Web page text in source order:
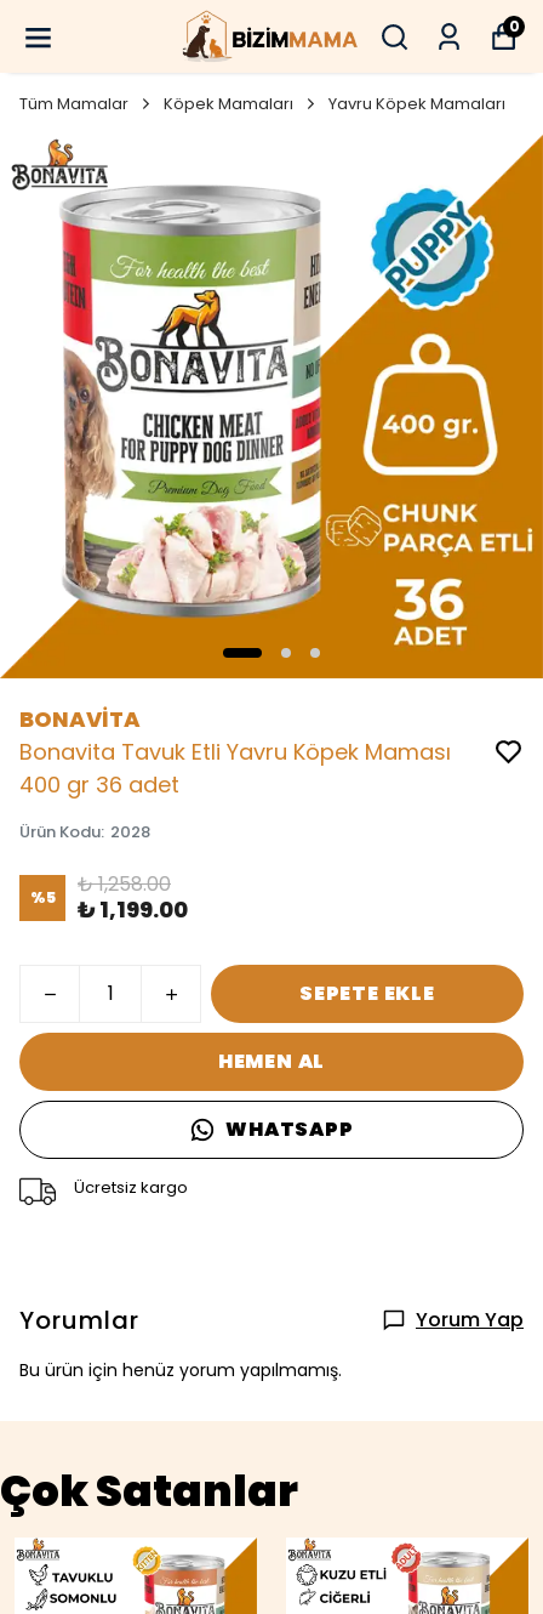
0
Tüm Mamalar Köpek Mamaları Yavru Köpek Mamaları
BONAVİTA
Bonavita Tavuk Etli Yavru Köpek Maması
400 gr 36 adet
Ürün Kodu: 2028
%5 ₺ 1,258.00
₺ 1,199.00
SEPETE EKLE
HEMEN AL
WHATSAPP
Ücretsiz kargo
Yorumlar Yorum Yap
Bu ürün için henüz yorum yapılmamış.
Çok Satanlar